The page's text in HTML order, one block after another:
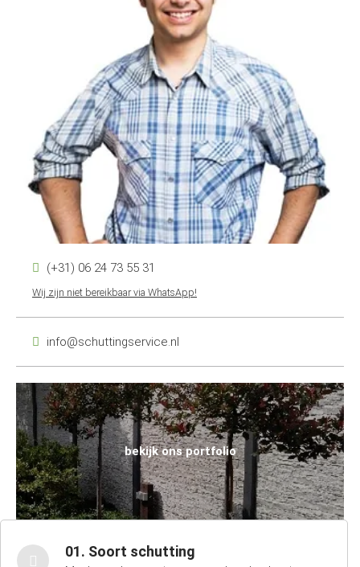
(+31) 06 24 73 55 31
Wij zijn niet bereikbaar via WhatsApp!
info@schuttingservice.nl
bekijk ons portfolio
01. Soort schutting